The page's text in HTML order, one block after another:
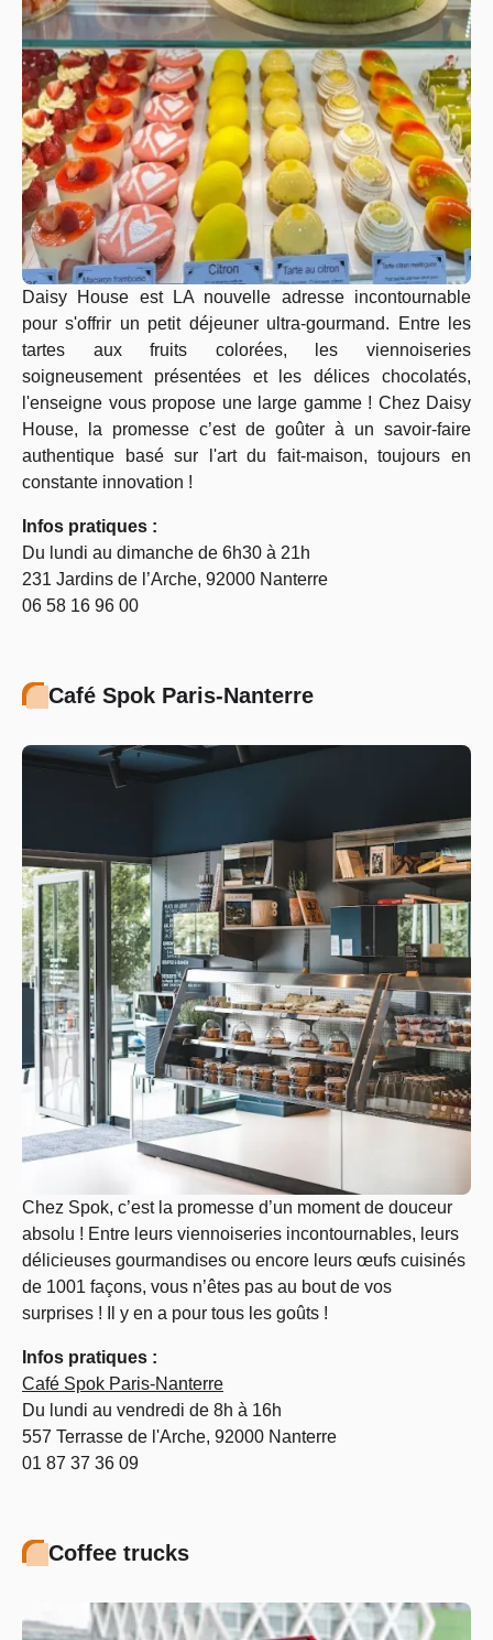
Daisy House est LA nouvelle adresse incontournable
pour s'offrir un petit déjeuner ultra-gourmand. Entre les
tartes aux fruits colorées, les viennoiseries
soigneusement présentées et les délices chocolatés,
l'enseigne vous propose une large gamme ! Chez Daisy
House, la promesse c’est de goûter à un savoir-faire
authentique basé sur l'art du fait-maison, toujours en
constante innovation !
Infos pratiques :
Du lundi au dimanche de 6h30 à 21h
231 Jardins de l’Arche, 92000 Nanterre
06 58 16 96 00
Café Spok Paris-Nanterre
Chez Spok, c’est la promesse d’un moment de douceur
absolu ! Entre leurs viennoiseries incontournables, leurs
délicieuses gourmandises ou encore leurs œufs cuisinés
de 1001 façons, vous n’êtes pas au bout de vos
surprises ! Il y en a pour tous les goûts !
Infos pratiques :
Café Spok Paris-Nanterre
Du lundi au vendredi de 8h à 16h
557 Terrasse de l'Arche, 92000 Nanterre
01 87 37 36 09
Coffee trucks